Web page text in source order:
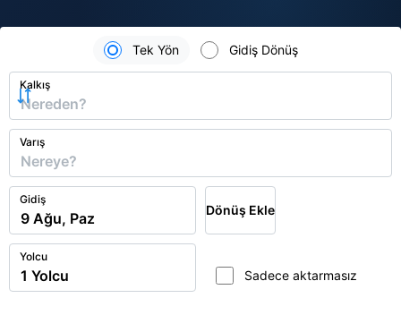
Tek Yön Gidiş Dönüş
Kalkış
Varış
Gidiş
Dönüş Ekle
Yolcu
Sadece aktarmasız